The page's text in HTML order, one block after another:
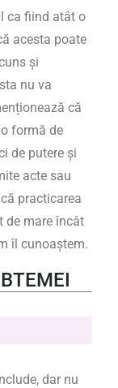
ca fiind atât o
acesta poate
și
nu va
că
formă de
de putere și
acte sau
practicarea
de mare încât
îl cunoaștem.
dar nu